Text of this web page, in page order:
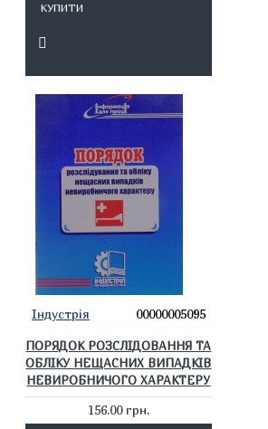
КУПИТИ
Індустрія 00000005095
ПОРЯДОК РОЗСЛІДОВАННЯ ТА
ОБЛІКУ НЕЩАСНИХ ВИПАДКІВ
НЕВИРОБНИЧОГО ХАРАКТЕРУ
156.00 грн.